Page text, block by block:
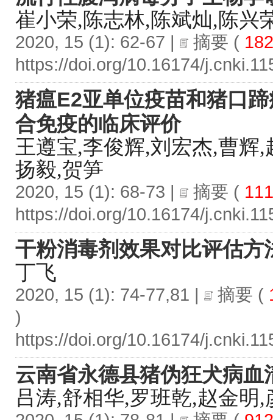
崔小荣,陈志林,陈斌灿,陈兴
2020, 15 (1): 62-67 | 摘要 (
https://doi.org/10.16174/
猪瘟E2亚单位疫苗和猪口
合免疫的临床评价
王遵宝,李俊辉,刘宏杰,曹辉
扬毅,贺笋
2020, 15 (1): 68-73 | 摘要 (
https://doi.org/10.16174/
干粉消毒剂效果对比评估方
丁飞
2020, 15 (1): 74-77,81 | 摘要 (
)
https://doi.org/10.16174/
云南省永德县猪伪狂犬病血
吕涛,舒相华,罗班乾,赵金明